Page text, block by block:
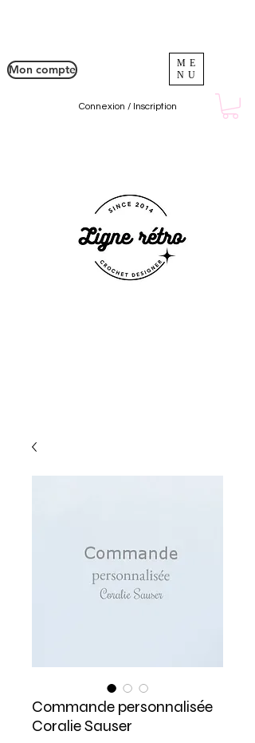
Mon compte
Connexion / Inscription
ME
NU
Commande personnalisée
Coralie Sauser